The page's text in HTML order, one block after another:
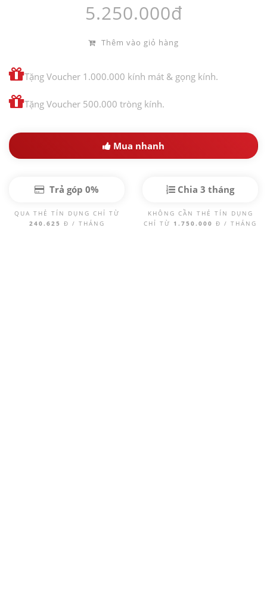
5.250.000đ
Thêm vào giỏ hàng
Tặng Voucher 1.000.000 kính mát & gọng kính.
Tặng Voucher 500.000 tròng kính.
Mua nhanh
Trả góp 0%
QUA THẺ TÍN DỤNG CHỈ TỪ
240.625 Đ / THÁNG
Chia 3 tháng
KHÔNG CẦN THẺ TÍN DỤNG
CHỈ TỪ 1.750.000 Đ / THÁNG